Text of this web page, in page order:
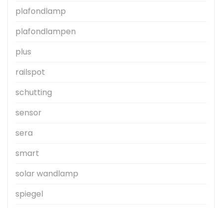
plafondlamp
plafondlampen
plus
railspot
schutting
sensor
sera
smart
solar wandlamp
spiegel